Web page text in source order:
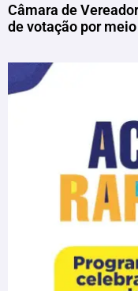
Câmara de
de votação por